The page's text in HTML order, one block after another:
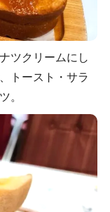
ツクリームにし
トースト・サラ
。